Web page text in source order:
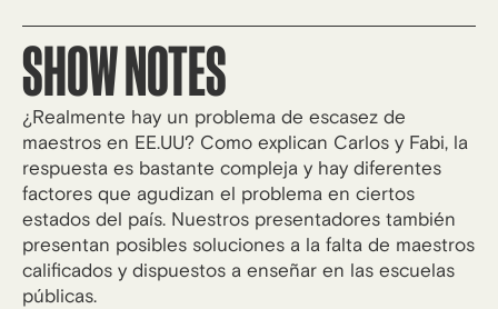
SHOW NOTES
¿Realmente hay un problema de escasez de
maestros en EE.UU? Como explican Carlos y Fabi, la
respuesta es bastante compleja y hay diferentes
factores que agudizan el problema en ciertos
estados del país. Nuestros presentadores también
presentan posibles soluciones a la falta de maestros
calificados y dispuestos a enseñar en las escuelas
públicas.